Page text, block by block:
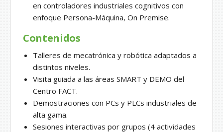
en controladores industriales cognitivos con
enfoque Persona-Máquina, On Premise.
Contenidos
Talleres de mecatrónica y robótica adaptados a
distintos niveles.
Visita guiada a las áreas SMART y DEMO del
Centro FACT.
Demostraciones con PCs y PLCs industriales de
alta gama.
Sesiones interactivas por grupos (4 actividades